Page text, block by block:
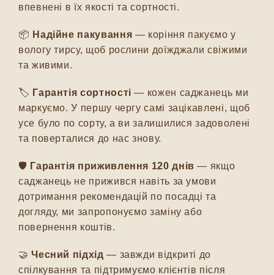
впевнені в їх якості та сортності.
📦 Надійне пакування — коріння пакуємо у
вологу тирсу, щоб рослини доїжджали свіжими
та живими.
🏷️ Гарантія сортності — кожен саджанець ми
маркуємо. У першу чергу самі зацікавлені, щоб
усе було по сорту, а ви залишилися задоволені
та поверталися до нас знову.
🛡️ Гарантія приживлення 120 днів — якщо
саджанець не прижився навіть за умови
дотримання рекомендацій по посадці та
догляду, ми запропонуємо заміну або
повернення коштів.
🤝Чесний підхід — завжди відкриті до
спілкування та підтримуємо клієнтів після